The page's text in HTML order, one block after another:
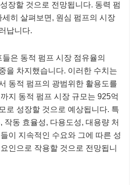
장할 것으로 전망됩니다. 동력 펌
세히 살펴보면, 원심 펌프의 시장
납니다.
은 동적 펌프 시장 점유율의
을 차지했습니다. 이러한 수치는
동적 펌프의 광범위한 활용도를
지 동적 펌프 시장 규모는 925억
로 성장할 것으로 예상됩니다. 특
작동 효율성, 다용도성, 대용량 처
이 지속적인 수요와 그에 따른 성
인으로 작용할 것으로 전망됩니